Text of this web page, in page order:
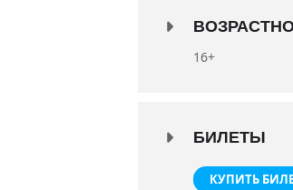
16+
БИЛЕТЫ
КУПИТЬ